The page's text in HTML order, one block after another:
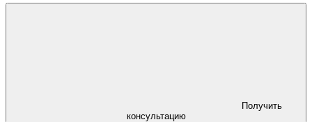
Получить
консультацию